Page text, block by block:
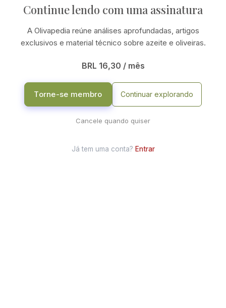
Continue lendo com uma assinatura
A Olivapedia reúne análises aprofundadas, artigos
exclusivos e material técnico sobre azeite e oliveiras.
BRL 16,30 / mês
Torne-se membro Continuar explorando
Cancele quando quiser
Já tem uma conta? Entrar